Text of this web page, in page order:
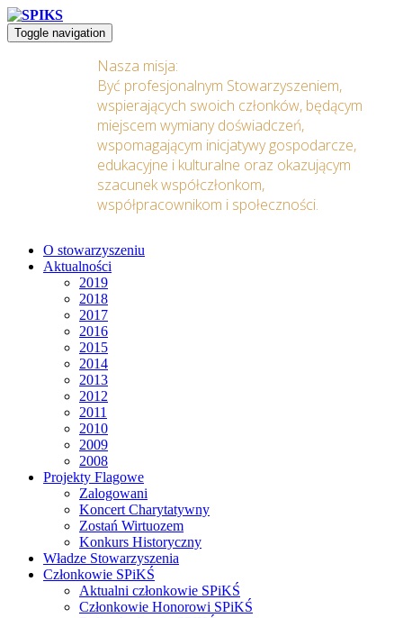
Toggle navigation
Nasza misja:
Być profesjonalnym Stowarzyszeniem,
wspierających swoich członków, będącym
miejscem wymiany doświadczeń,
wspomagającym inicjatywy gospodarcze,
edukacyjne i kulturalne oraz okazującym
szacunek współczłonkom,
współpracownikom i społeczności.
O stowarzyszeniu
Aktualności
2019
2018
2017
2016
2015
2014
2013
2012
2011
2010
2009
2008
Projekty Flagowe
Zalogowani
Koncert Charytatywny
Zostań Wirtuozem
Konkurs Historyczny
Władze Stowarzyszenia
Członkowie SPiKŚ
Aktualni członkowie SPiKŚ
Członkowie Honorowi SPiKŚ